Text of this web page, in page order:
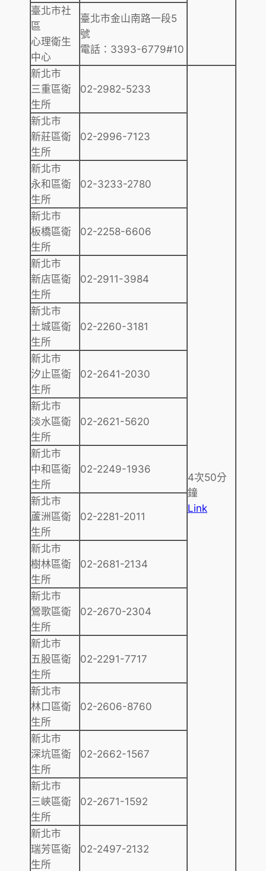
臺北市社
區
心理衛生
中心
臺北市金山南路一段5
號
電話：3393-6779#10
新北市
三重區衛
生所
02-2982-5233
4次50分
鐘
Link
新北市
新莊區衛
生所
02-2996-7123
新北市
永和區衛
生所
02-3233-2780
新北市
板橋區衛
生所
02-2258-6606
新北市
新店區衛
生所
02-2911-3984
新北市
土城區衛
生所
02-2260-3181
新北市
汐止區衛
生所
02-2641-2030
新北市
淡水區衛
生所
02-2621-5620
新北市
中和區衛
生所
02-2249-1936
新北市
蘆洲區衛
生所
02-2281-2011
新北市
樹林區衛
生所
02-2681-2134
新北市
鶯歌區衛
生所
02-2670-2304
新北市
五股區衛
生所
02-2291-7717
新北市
林口區衛
生所
02-2606-8760
新北市
深坑區衛
生所
02-2662-1567
新北市
三峽區衛
生所
02-2671-1592
新北市
瑞芳區衛
生所
02-2497-2132